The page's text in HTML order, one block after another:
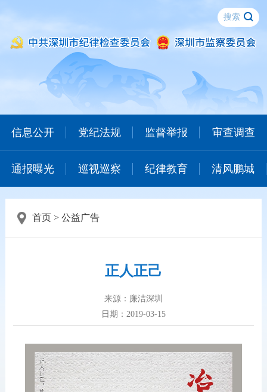
信息公开 党纪法规 监督举报 审查调查
通报曝光 巡视巡察 纪律教育 清风鹏城
首页> 公益广告
正人正己
来源：廉洁深圳
日期：2019-03-15